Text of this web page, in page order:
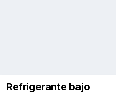
Refrigerante bajo